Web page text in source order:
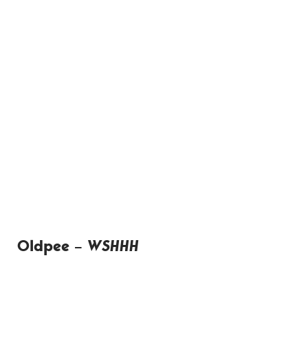
Oldpee – WSHHH